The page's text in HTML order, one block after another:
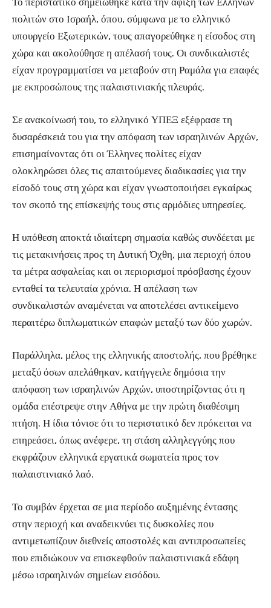
πολιτών στο Ισραήλ, όπου, σύμφωνα με το ελληνικό
υπουργείο Εξωτερικών, τους απαγορεύθηκε η είσοδος στη
χώρα και ακολούθησε η απέλασή τους. Οι συνδικαλιστές
είχαν προγραμματίσει να μεταβούν στη Ραμάλα για επαφές
με εκπροσώπους της παλαιστινιακής πλευράς.
Σε ανακοίνωσή του, το ελληνικό ΥΠΕΞ εξέφρασε τη
δυσαρέσκειά του για την απόφαση των ισραηλινών Αρχών,
επισημαίνοντας ότι οι Έλληνες πολίτες είχαν
ολοκληρώσει όλες τις απαιτούμενες διαδικασίες για την
είσοδό τους στη χώρα και είχαν γνωστοποιήσει εγκαίρως
τον σκοπό της επίσκεψής τους στις αρμόδιες υπηρεσίες.
Η υπόθεση αποκτά ιδιαίτερη σημασία καθώς συνδέεται με
τις μετακινήσεις προς τη Δυτική Όχθη, μια περιοχή όπου
τα μέτρα ασφαλείας και οι περιορισμοί πρόσβασης έχουν
ενταθεί τα τελευταία χρόνια. Η απέλαση των
συνδικαλιστών αναμένεται να αποτελέσει αντικείμενο
περαιτέρω διπλωματικών επαφών μεταξύ των δύο χωρών.
Παράλληλα, μέλος της ελληνικής αποστολής, που βρέθηκε
μεταξύ όσων απελάθηκαν, κατήγγειλε δημόσια την
απόφαση των ισραηλινών Αρχών, υποστηρίζοντας ότι η
ομάδα επέστρεψε στην Αθήνα με την πρώτη διαθέσιμη
πτήση. Η ίδια τόνισε ότι το περιστατικό δεν πρόκειται να
επηρεάσει, όπως ανέφερε, τη στάση αλληλεγγύης που
εκφράζουν ελληνικά εργατικά σωματεία προς τον
παλαιστινιακό λαό.
Το συμβάν έρχεται σε μια περίοδο αυξημένης έντασης
στην περιοχή και αναδεικνύει τις δυσκολίες που
αντιμετωπίζουν διεθνείς αποστολές και αντιπροσωπείες
που επιδιώκουν να επισκεφθούν παλαιστινιακά εδάφη
μέσω ισραηλινών σημείων εισόδου.